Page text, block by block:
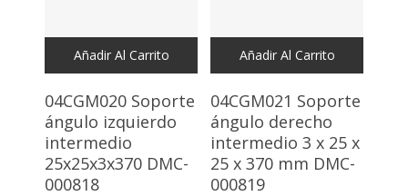
Añadir Al Carrito
04CGM020 Soporte
ángulo izquierdo
intermedio
25x25x3x370 DMC-
000818
Añadir Al Carrito
04CGM021 Soporte
ángulo derecho
intermedio 3 x 25 x
25 x 370 mm DMC-
000819